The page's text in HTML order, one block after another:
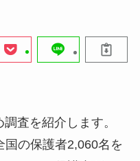
査を紹介します。
国の保護者2,060名を